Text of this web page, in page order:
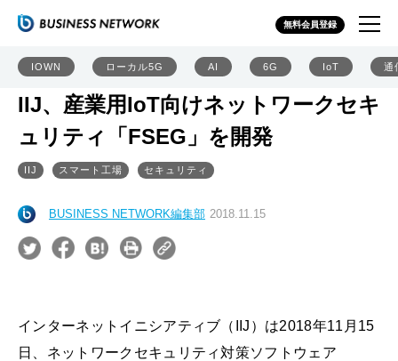
無料会員登録
IOWN ローカル5G AI 6G IoT 通
IIJ、産業用IoT向けネットワークセキ
ュリティ「FSEG」を開発
IIJ スマート工場 セキュリティ
BUSINESS NETWORK編集部 2018.11.15
インターネットイニシアティブ（IIJ）は2018年11月15
日、ネットワークセキュリティ対策ソフトウェア